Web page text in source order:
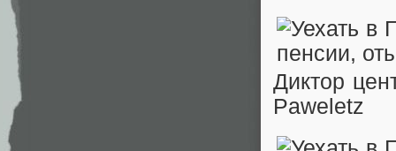
Диктор
Paweletz